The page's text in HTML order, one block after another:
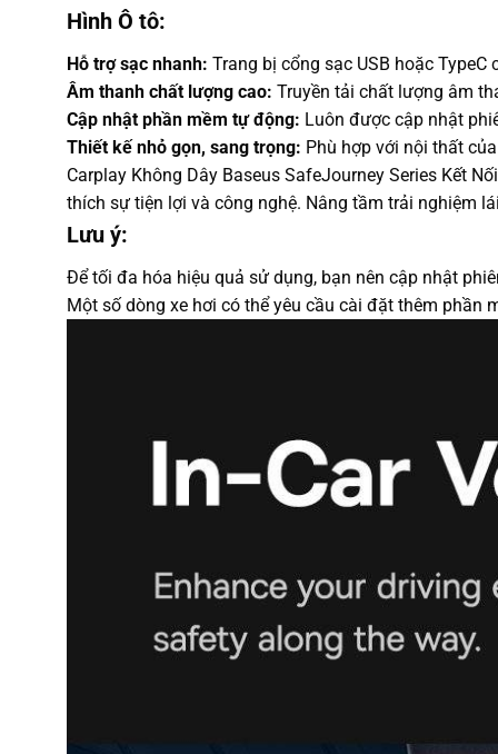
Hình Ô tô:
Hỗ trợ sạc nhanh: Trang bị cổng sạc USB hoặc
Âm thanh chất lượng cao: Truyền tải chất lượng âm
Cập nhật phần mềm tự động: Luôn được cập nhật
Thiết kế nhỏ gọn, sang trọng: Phù hợp với nội thất
Carplay Không Dây Baseus SafeJourney Series Kết
thích sự tiện lợi và công nghệ. Nâng tầm trải nghiệm
Lưu ý:
Để tối đa hóa hiệu quả sử dụng, bạn nên cập nhật
Một số dòng xe hơi có thể yêu cầu cài đặt thêm phần